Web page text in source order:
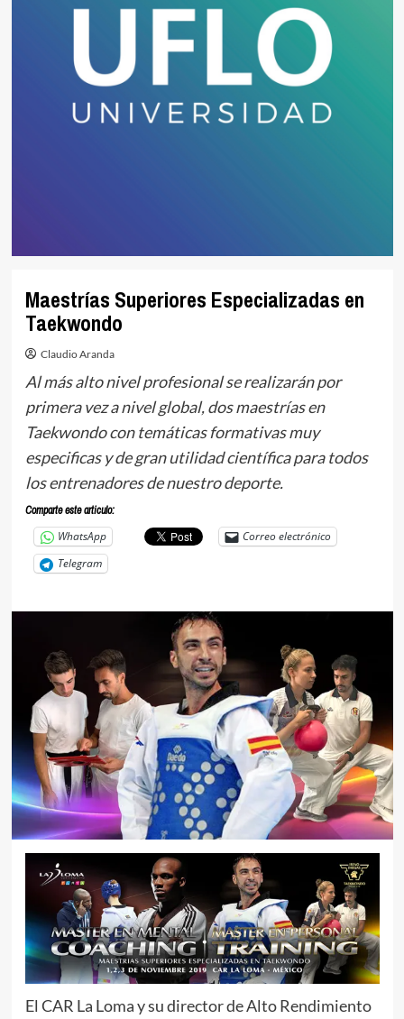
Maestrías Superiores Especializadas en
Taekwondo
Claudio Aranda
Al más alto nivel profesional se realizarán por
primera vez a nivel global, dos maestrías en
Taekwondo con temáticas formativas muy
especificas y de gran utilidad científica para todos
los entrenadores de nuestro deporte.
Comparte este articulo:
WhatsApp
Correo electrónico
Telegram
El CAR La Loma y su director de Alto Rendimiento